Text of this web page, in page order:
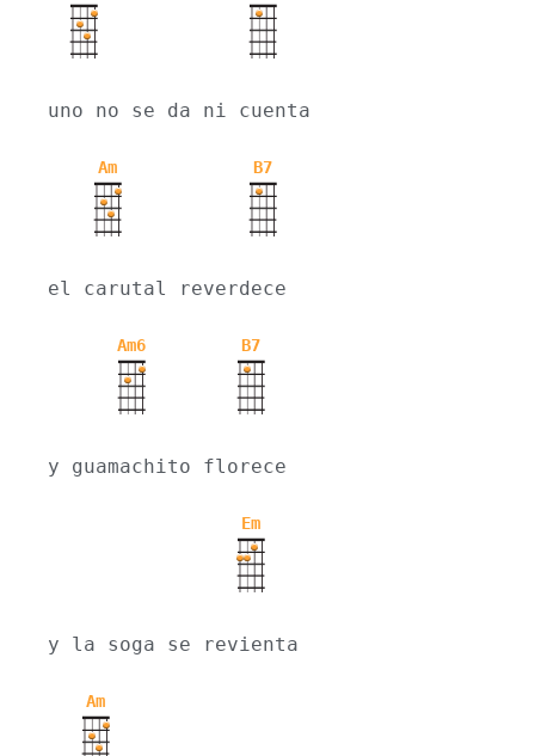
uno no se da ni cuenta
Am B7
el carutal reverdece
Am6 B7
y guamachito florece
Em
y la soga se revienta
Am